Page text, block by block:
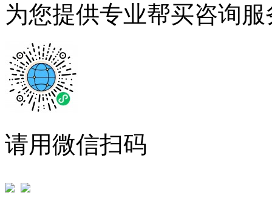
为您提供专业帮买咨询服
请用微信扫码